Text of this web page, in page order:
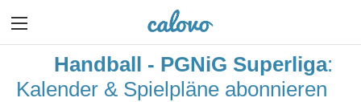
Handball - PGNiG Superliga:
Kalender & Spielpläne abonnieren